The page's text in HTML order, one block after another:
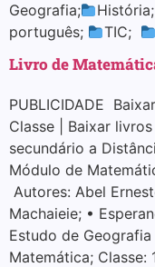
Geografia;
História;
português;
TIC;
Livro de
PUBLICIDADE
Classe | Baixar
secundário a
Módulo de
Autores: Abel
Machaieie; •
Estudo de Geografia
Matemática; Classe: